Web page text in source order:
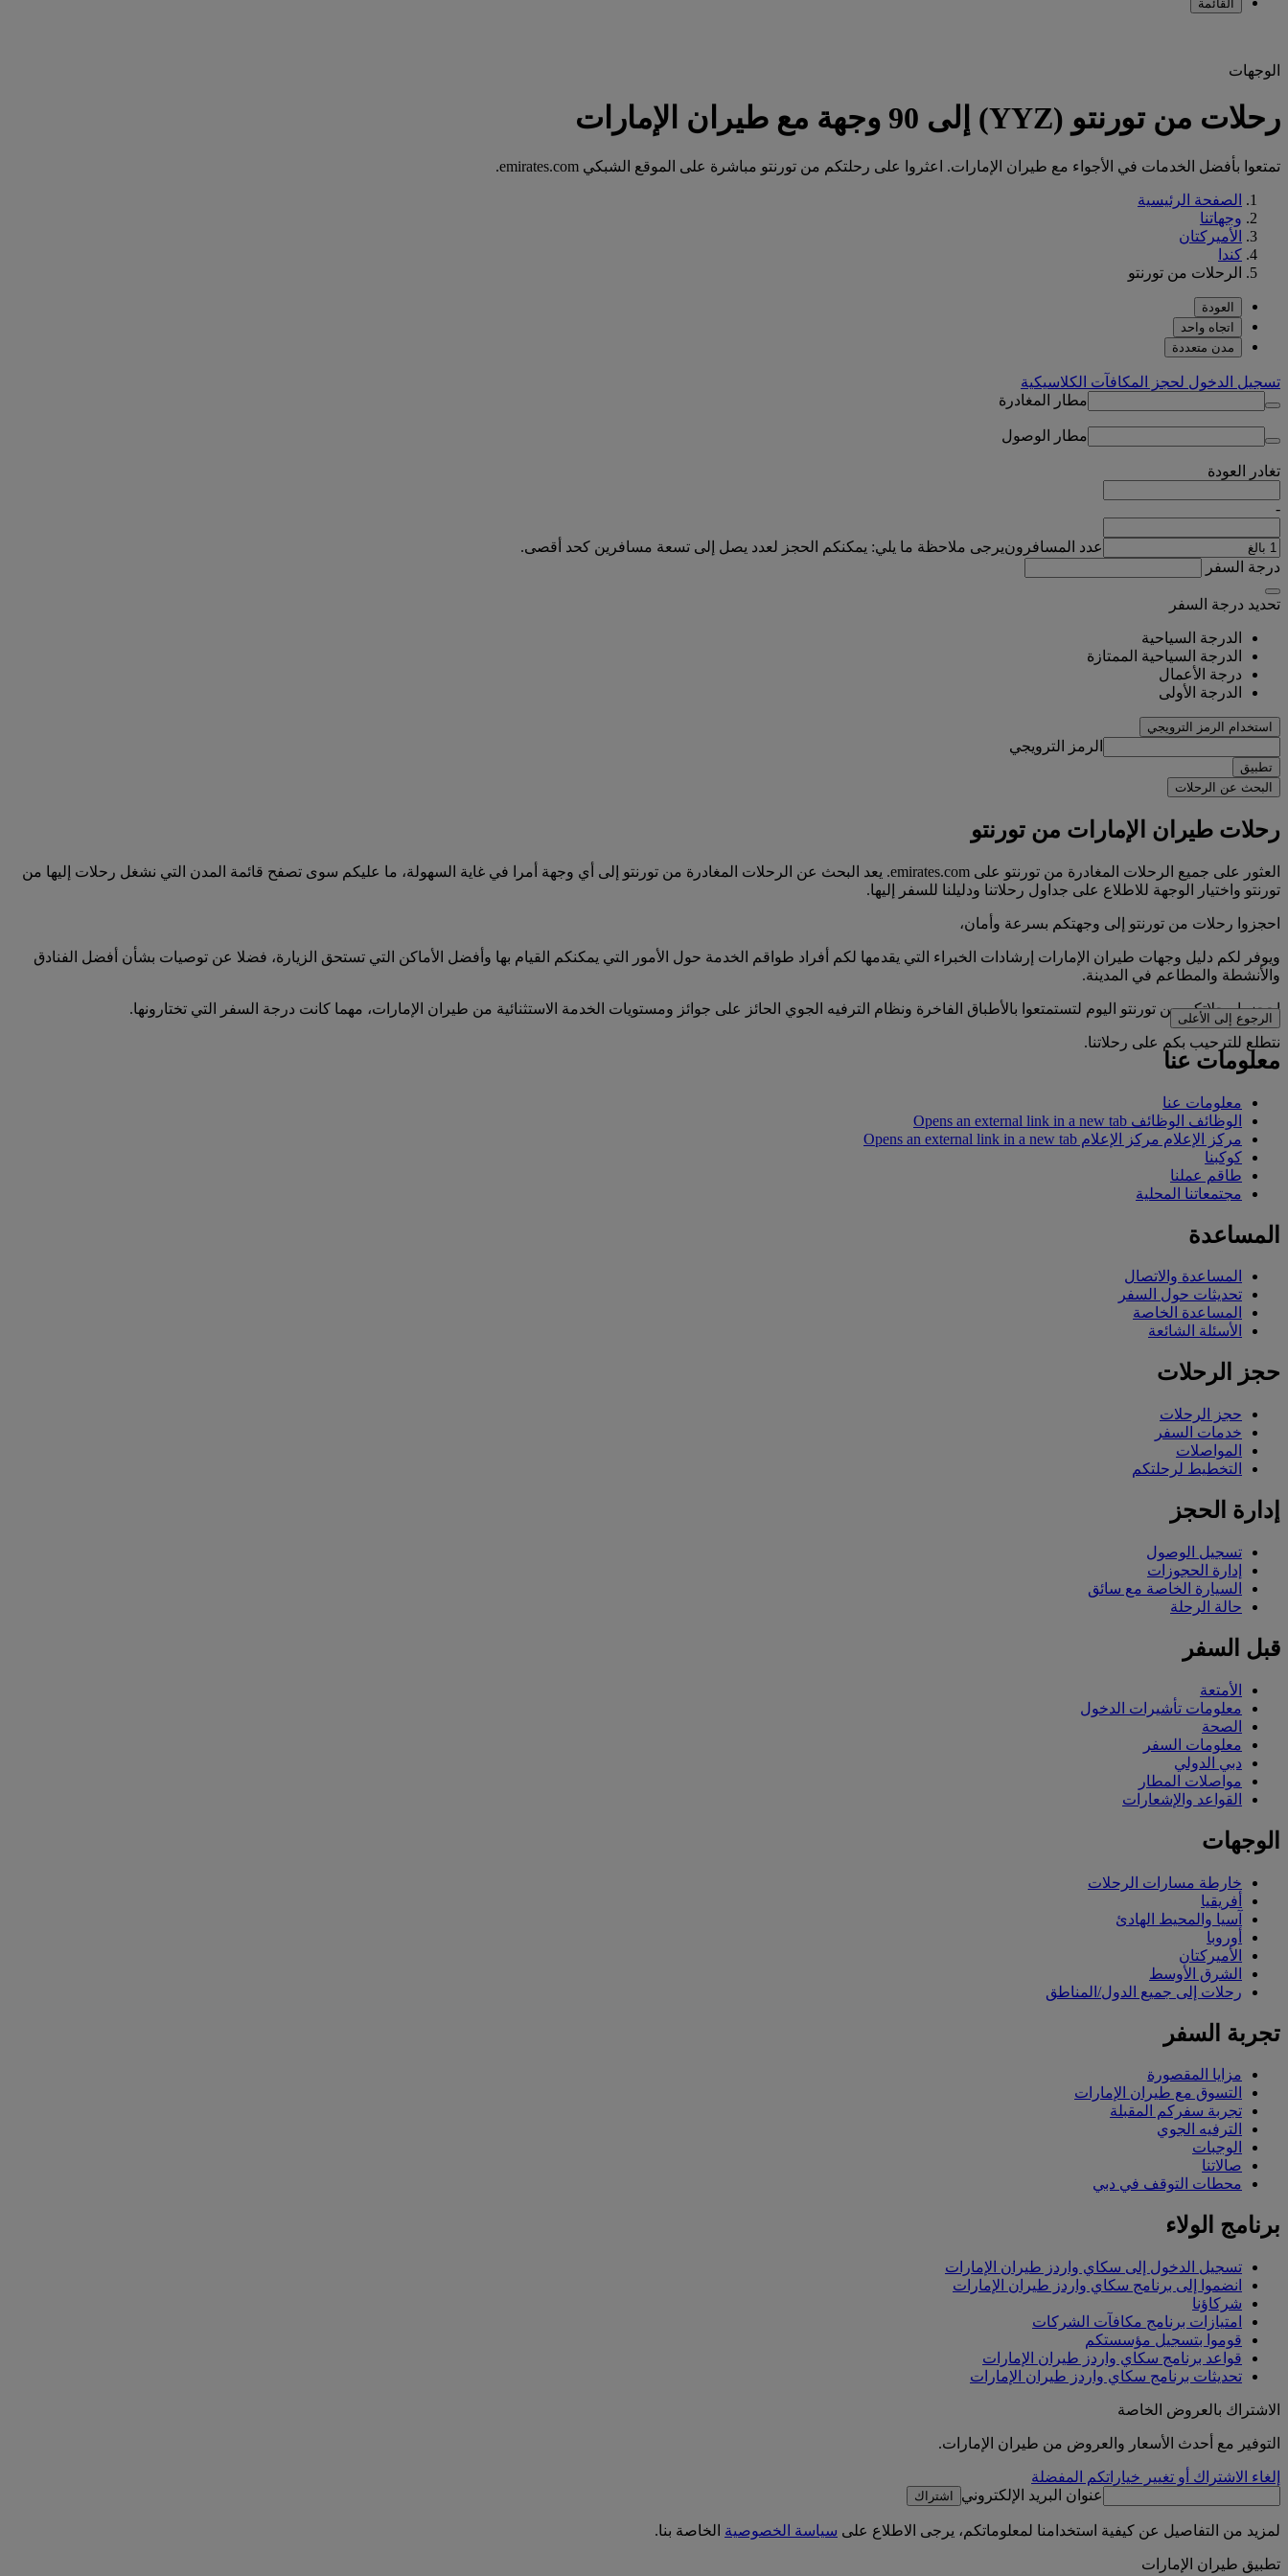
القائمة
الوجهات
رحلات من تورنتو (YYZ) إلى 90 وجهة مع طيران الإمارات
تمتعوا بأفضل الخدمات في الأجواء مع طيران الإمارات. اعثروا على رحلتكم من تورنتو مباشرة على الموقع الشبكي emirates.com.
الصفحة الرئيسية
وجهاتنا
الأميركتان
كندا
الرحلات من تورنتو
العودة
اتجاه واحد
مدن متعددة
تسجيل الدخول لحجز المكافآت الكلاسيكية
مطار المغادرة
مطار الوصول
تغادر العودة
-
عدد المسافرونيرجى ملاحظة ما يلي: يمكنكم الحجز لعدد يصل إلى تسعة مسافرين كحد أقصى.
درجة السفر
تحديد درجة السفر
الدرجة السياحية
الدرجة السياحية الممتازة
درجة الأعمال
الدرجة الأولى
استخدام الرمز الترويجي
الرمز الترويجي
تطبيق
البحث عن الرحلات
رحلات طيران الإمارات من تورنتو
العثور على جميع الرحلات المغادرة من تورنتو على emirates.com. يعد البحث عن الرحلات المغادرة من تورنتو إلى أي وجهة أمرا في غاية السهولة، ما عليكم سوى تصفح قائمة المدن التي نشغل رحلات إليها من
تورنتو واختيار الوجهة للاطلاع على جداول رحلاتنا ودليلنا للسفر إليها.
احجزوا رحلات من تورنتو إلى وجهتكم بسرعة وأمان،
ويوفر لكم دليل وجهات طيران الإمارات إرشادات الخبراء التي يقدمها لكم أفراد طواقم الخدمة حول الأمور التي يمكنكم القيام بها وأفضل الأماكن التي تستحق الزيارة، فضلا عن توصيات بشأن أفضل الفنادق
والأنشطة والمطاعم في المدينة.
احجزوا رحلاتكم من تورنتو اليوم لتستمتعوا بالأطباق الفاخرة ونظام الترفيه الجوي الحائز على جوائز ومستويات الخدمة الاستثنائية من طيران الإمارات، مهما كانت درجة السفر التي تختارونها.
نتطلع للترحيب بكم على رحلاتنا.
الرجوع إلى الأعلى
معلومات عنا
معلومات عنا
الوظائف الوظائف Opens an external link in a new tab
مركز الإعلام مركز الإعلام Opens an external link in a new tab
كوكبنا
طاقم عملنا
مجتمعاتنا المحلية
المساعدة
المساعدة والاتصال
تحديثات حول السفر
المساعدة الخاصة
الأسئلة الشائعة
حجز الرحلات
حجز الرحلات
خدمات السفر
المواصلات
التخطيط لرحلتكم
إدارة الحجز
تسجيل الوصول
إدارة الحجوزات
السيارة الخاصة مع سائق
حالة الرحلة
قبل السفر
الأمتعة
معلومات تأشيرات الدخول
الصحة
معلومات السفر
دبي الدولي
مواصلات المطار
القواعد والإشعارات
الوجهات
خارطة مسارات الرحلات
أفريقيا
آسيا والمحيط الهادئ
أوروبا
الأميركتان
الشرق الأوسط
رحلات إلى جميع الدول/المناطق
تجربة السفر
مزايا المقصورة
التسوق مع طيران الإمارات
تجربة سفركم المقبلة
الترفيه الجوي
الوجبات
صالاتنا
محطات التوقف في دبي
برنامج الولاء
تسجيل الدخول إلى سكاي واردز طيران الإمارات
انضموا إلى برنامج سكاي واردز طيران الإمارات
شركاؤنا
امتيازات برنامج مكافآت الشركات
قوموا بتسجيل مؤسستكم
قواعد برنامج سكاي واردز طيران الإمارات
تحديثات برنامج سكاي واردز طيران الإمارات
الاشتراك بالعروض الخاصة
التوفير مع أحدث الأسعار والعروض من طيران الإمارات.
إلغاء الاشتراك أو تغيير خياراتكم المفضلة
عنوان البريد الإلكتروني
اشتراك
لمزيد من التفاصيل عن كيفية استخدامنا لمعلوماتكم، يرجى الاطلاع على سياسة الخصوصية الخاصة بنا.
تطبيق طيران الإمارات